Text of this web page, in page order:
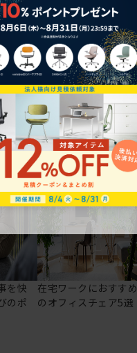
コラム
を快
のポ
在宅ワークにおすすめ
のオフィスチェア5選